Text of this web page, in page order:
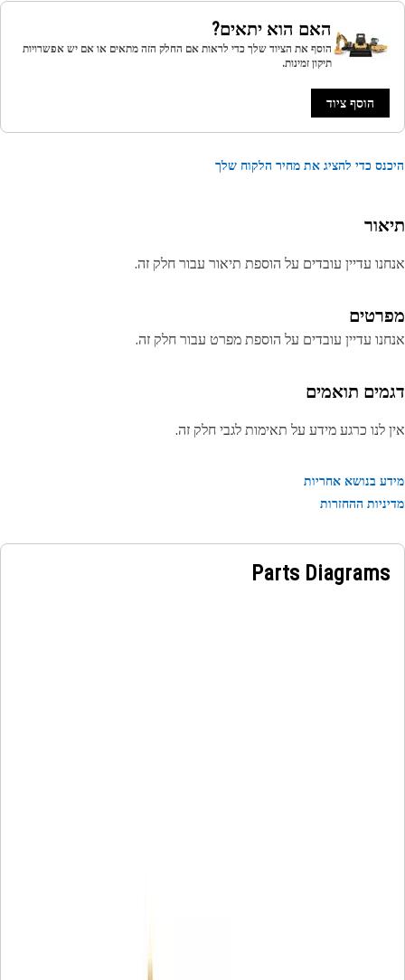
האם הוא יתאים?
הוסף את הציוד שלך כדי לראות אם החלק הזה מתאים או אם יש אפשרויות
תיקון זמינות.
הוסף ציוד
כדי להציג את מחיר הלקוח שלך
עדיין עובדים על הוספת תיאור עבור חלק זה.
עדיין עובדים על הוספת מפרט עבור חלק זה.
תואמים
לנו כרגע מידע על תאימות לגבי חלק זה.
בנושא אחריות
ההחזרות
Parts Diagrams